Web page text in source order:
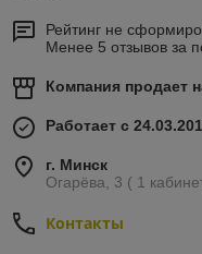
Рейтинг не
Менее 5 отзывов за
Компания продает
Работает с
г. Минск
Огарёва, 3 ( 1
Контакты